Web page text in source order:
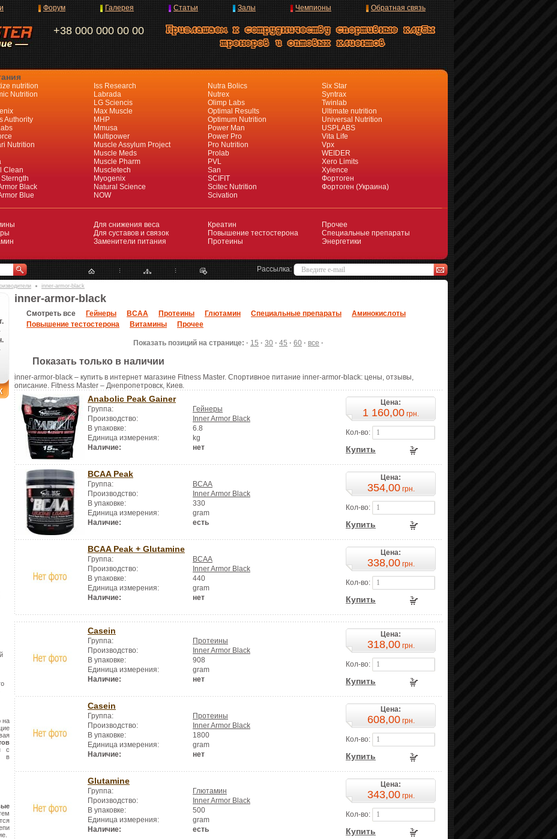
+38 000 000 00 00
Форум Галерея Статьи Залы Чемпионы Обратная связь
nutrition
Nutrition
Authority
Nutrition
Clean
Black
Blue
Iss Research
Labrada
LG Sciencis
Max Muscle
MHP
Mmusa
Multipower
Muscle Assylum Project
Muscle Meds
Muscle Pharm
Muscletech
Myogenix
Natural Science
NOW
Nutra Bolics
Nutrex
Olimp Labs
Optimal Results
Optimum Nutrition
Power Man
Power Pro
Pro Nutrition
Prolab
PVL
San
SCIFIT
Scitec Nutrition
Scivation
Six Star
Syntrax
Twinlab
Ultimate nutrition
Universal Nutrition
USPLABS
Vita Life
Vpx
WEIDER
Xero Limits
Xyience
Фортоген
Фортоген (Украина)
Для снижения веса
Для суставов и связок
Заменители питания
Креатин
Повышение тестостерона
Протеины
Прочее
Специальные препараты
Энергетики
Рассылка:
inner-armor-black
на
с
в
inner-armor-black
Смотреть все Гейнеры BCAA Протеины Глютамин Специальные препараты
Аминокислоты
Повышение тестостерона
Витамины Прочее
Показать позиций на странице: · 15 · 30 · 45 · 60 · все ·
Показать только в наличии
inner-armor-black – купить в интернет магазине Fitness Master. Спортивное питание inner-armor-black: цены, отзывы,
описание. Fitness Master – Днепропетровск, Киев.
Anabolic Peak Gainer
Группа:
Гейнеры
Производство:
Inner Armor Black
В упаковке:
6.8
Единица измерения:
kg
Наличие:
нет
Цена:
1 160,00 грн.
Кол-во:
Купить
BCAA Peak
Группа:
BCAA
Производство:
Inner Armor Black
В упаковке:
330
Единица измерения:
gram
Наличие:
есть
Цена:
354,00грн.
Кол-во:
Купить
BCAA Peak + Glutamine
Группа:
BCAA
Производство:
Inner Armor Black
В упаковке:
440
Единица измерения:
gram
Наличие:
нет
Цена:
338,00грн.
Кол-во:
Купить
Casein
Группа:
Протеины
Производство:
Inner Armor Black
В упаковке:
908
Единица измерения:
gram
Наличие:
нет
Цена:
318,00грн.
Кол-во:
Купить
Casein
Группа:
Протеины
Производство:
Inner Armor Black
В упаковке:
1800
Единица измерения:
gram
Наличие:
нет
Цена:
608,00грн.
Кол-во:
Купить
Glutamine
Группа:
Глютамин
Производство:
Inner Armor Black
В упаковке:
500
Единица измерения:
gram
Наличие:
есть
Цена:
343,00грн.
Кол-во:
Купить